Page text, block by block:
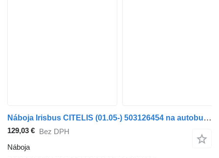
Náboja Irisbus CITELIS (01.05-) 503126454 na autobusa Irisbus Access, Evadys, Axer, Karosa, Recreo, Domino, Agora, Citelis, Eurorider (1999-)
129,03 € Bez DPH
Náboja